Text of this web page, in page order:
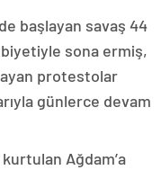
başlayan savaş 44
sona ermiş,
protestolar
günlerce devam
Ağdam’a